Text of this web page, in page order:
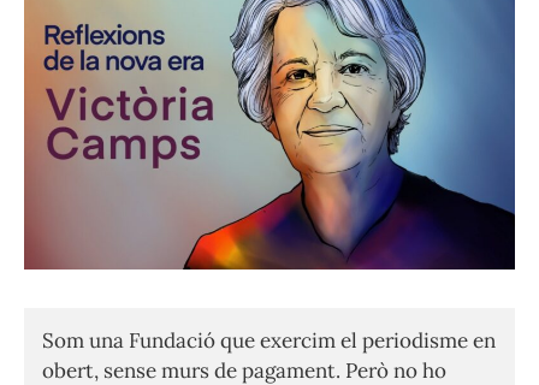
Som una Fundació que exercim el periodisme en
obert, sense murs de pagament. Però no ho